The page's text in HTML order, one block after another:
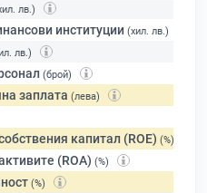
лв.)
институции (хил. лв.)
лв.)
(брой)
заплата (лева)
капитал (ROE) (%)
(ROA) (%)
(%)